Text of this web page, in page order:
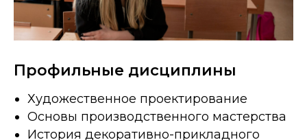
Профильные дисциплины
Художественное проектирование
Основы производственного мастерства
История декоративно-прикладного